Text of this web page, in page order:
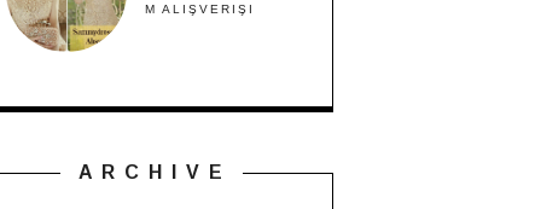
M ALIŞVERIŞI
A R C H I V E